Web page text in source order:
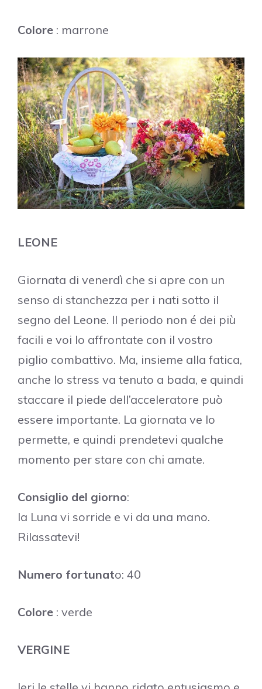
Colore : marrone
LEONE
Giornata di venerdì che si apre con un
senso di stanchezza per i nati sotto il
segno del Leone. Il periodo non é dei più
facili e voi lo affrontate con il vostro
piglio combattivo. Ma, insieme alla fatica,
anche lo stress va tenuto a bada, e quindi
staccare il piede dell’acceleratore può
essere importante. La giornata ve lo
permette, e quindi prendetevi qualche
momento per stare con chi amate.
Consiglio del giorno:
la Luna vi sorride e vi da una mano.
Rilassatevi!
Numero fortunato: 40
Colore : verde
VERGINE